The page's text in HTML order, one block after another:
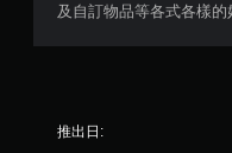
及自訂物品等各式各樣的
推出日: